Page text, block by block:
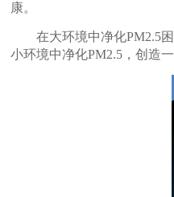
康。
在大环境中净化PM2.5困
小环境中净化PM2.5，创造